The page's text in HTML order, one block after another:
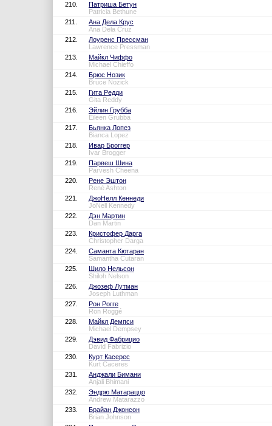
210.
Патриша Бетун
Patricia Bethune
211.
Ана Дела Крус
Ana Dela Cruz
212.
Лоуренс Прессман
Lawrence Pressman
213.
Майкл Чиффо
Michael Chieffo
214.
Брюс Нозик
Bruce Nozick
215.
Гита Редди
Gita Reddy
216.
Эйлин Грубба
Eileen Grubba
217.
Бьянка Лопез
Bianca Lopez
218.
Ивар Броггер
Ivar Brogger
219.
Парвеш Шина
Parvesh Cheena
220.
Рене Эштон
René Ashton
221.
ДжоНелл Кеннеди
JoNell Kennedy
222.
Дэн Мартин
Dan Martin
223.
Кристофер Дарга
Christopher Darga
224.
Саманта Кютаран
Samantha Cutaran
225.
Шило Нельсон
Shiloh Nelson
226.
Джозеф Лутман
Joseph Luthman
227.
Рон Рогге
Ron Roggé
228.
Майкл Демпси
Michael Dempsey
229.
Дэвид Фабрицио
David Fabrizio
230.
Курт Касерес
Kurt Caceres
231.
Анджали Бимани
Anjali Bhimani
232.
Эндрю Матараццо
Andrew Matarazzo
233.
Брайан Джонсон
Brian Johnson